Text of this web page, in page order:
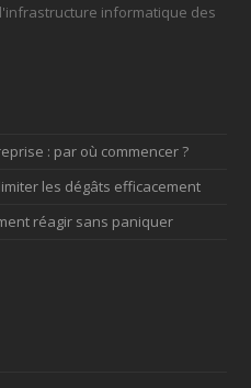
informatique des
: par où commencer ?
les dégâts efficacement
réagir sans paniquer